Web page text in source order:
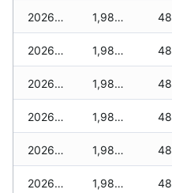
2026-01-11 1,980 zł 48
2026-01-09 1,980 zł 48
2026-01-08 1,980 zł 48
2026-01-07 1,980 zł 48
2026-01-06 1,980 zł 48
2026-01-05 1,980 zł 48